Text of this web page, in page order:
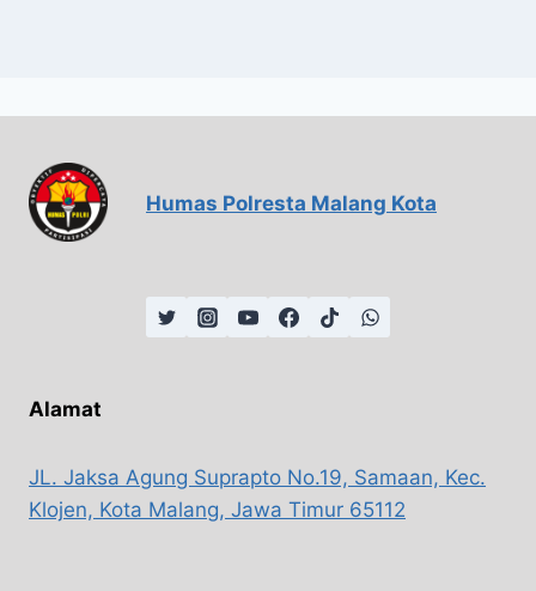
Humas Polresta Malang Kota
Alamat
JL. Jaksa Agung Suprapto No.19, Samaan, Kec.
Klojen, Kota Malang, Jawa Timur 65112